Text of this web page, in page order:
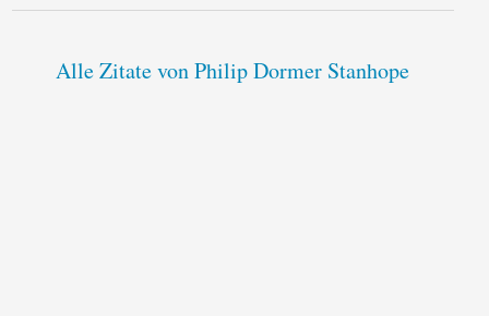
Alle Zitate von Philip Dormer Stanhope